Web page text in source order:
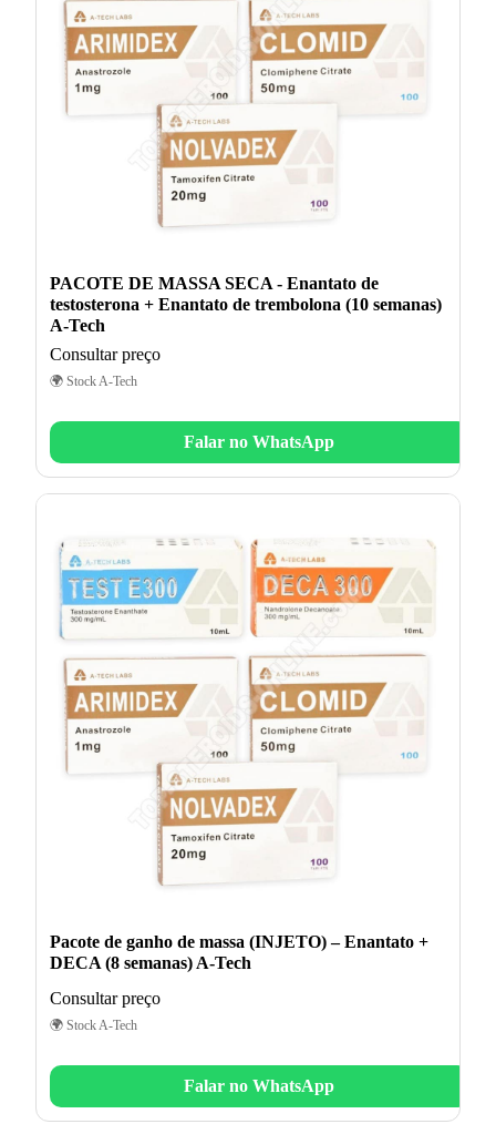
PACOTE DE MASSA SECA - Enantato de
testosterona + Enantato de trembolona (10 semanas)
A-Tech
Consultar preço
🌍 Stock A-Tech
Falar no WhatsApp
Pacote de ganho de massa (INJETO) – Enantato +
DECA (8 semanas) A-Tech
Consultar preço
🌍 Stock A-Tech
Falar no WhatsApp